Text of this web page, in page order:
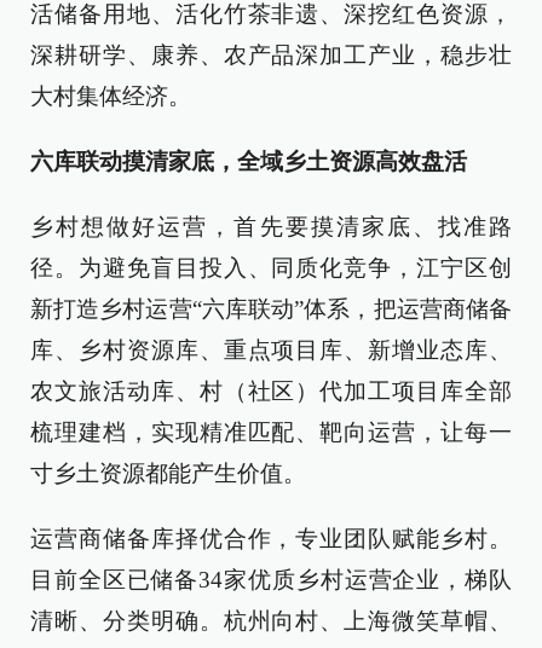
活储备用地、活化竹茶非遗、深挖红色资源，
深耕研学、康养、农产品深加工产业，稳步壮
大村集体经济。
六库联动摸清家底，全域乡土资源高效盘活
乡村想做好运营，首先要摸清家底、找准路
径。为避免盲目投入、同质化竞争，江宁区创
新打造乡村运营“六库联动”体系，把运营商储备
库、乡村资源库、重点项目库、新增业态库、
农文旅活动库、村（社区）代加工项目库全部
梳理建档，实现精准匹配、靶向运营，让每一
寸乡土资源都能产生价值。
运营商储备库择优合作，专业团队赋能乡村。
目前全区已储备34家优质乡村运营企业，梯队
清晰、分类明确。杭州向村、上海微笑草帽、